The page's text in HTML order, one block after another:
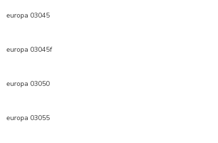
europa 03045
europa 03045f
europa 03050
europa 03055